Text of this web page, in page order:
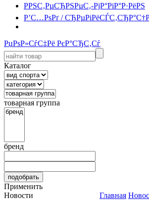
РРЅС‚РµСЂРЅРµС‚-РјР°РіР°Р·РёРЅ
Р’С…РѕРґ /
РџРѕР»СѓС‡Рё РєР°СЂС‚Сѓ
Каталог
товарная группа
бренд
Применить
Новости
Главная